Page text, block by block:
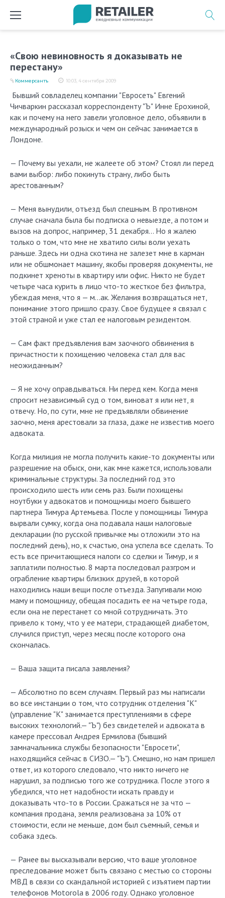
«Свою невиновность я доказывать не
перестану»
10:03, 4 сентября 2009
Коммерсантъ
Бывший совладелец компании "Евросеть" Евгений
Чичваркин рассказал корреспонденту "Ъ" Инне Ерохиной,
как и почему на него завели уголовное дело, объявили в
международный розыск и чем он сейчас занимается в
Лондоне.
— Почему вы уехали, не жалеете об этом? Стоял ли перед
вами выбор: либо покинуть страну, либо быть
арестованным?
— Меня вынудили, отъезд был спешным. В противном
случае сначала была бы подписка о невыезде, а потом и
вызов на допрос, например, 31 декабря… Но я жалею
только о том, что мне не хватило силы воли уехать
раньше. Здесь ни одна скотина не залезет мне в карман
или не обшмонает машину, якобы проверяя документы, не
подкинет хреноты в квартиру или офис. Никто не будет
четыре часа курить в лицо что-то жесткое без фильтра,
убеждая меня, что я — м…ак. Желания возвращаться нет,
понимание этого пришло сразу. Свое будущее я связал с
этой страной и уже стал ее налоговым резидентом.
— Сам факт предъявления вам заочного обвинения в
причастности к похищению человека стал для вас
неожиданным?
— Я не хочу оправдываться. Ни перед кем. Когда меня
спросит независимый суд о том, виноват я или нет, я
отвечу. Но, по сути, мне не предъявляли обвинение
заочно, меня арестовали за глаза, даже не известив моего
адвоката.
Когда милиция не могла получить какие-то документы или
разрешение на обыск, они, как мне кажется, использовали
криминальные структуры. За последний год это
происходило шесть или семь раз. Были похищены
ноутбуки у адвокатов и помощницы моего бывшего
партнера Тимура Артемьева. После у помощницы Тимура
вырвали сумку, когда она подавала наши налоговые
декларации (по русской привычке мы отложили это на
последний день), но, к счастью, она успела все сделать. То
есть все причитающиеся налоги со сделки и Тимур, и я
заплатили полностью. 8 марта последовал разгром и
ограбление квартиры близких друзей, в которой
находились наши вещи после отъезда. Запугивали мою
маму и помощницу, обещая посадить ее на четыре года,
если она не перестанет со мной сотрудничать. Это
привело к тому, что у ее матери, страдающей диабетом,
случился приступ, через месяц после которого она
скончалась.
— Ваша защита писала заявления?
— Абсолютно по всем случаям. Первый раз мы написали
во все инстанции о том, что сотрудник отделения "К"
(управление "К" занимается преступлениями в сфере
высоких технологий.— "Ъ") без свидетелей и адвоката в
камере прессовал Андрея Ермилова (бывший
замначальника службы безопасности "Евросети",
находящийся сейчас в СИЗО.— "Ъ"). Смешно, но нам пришел
ответ, из которого следовало, что никто ничего не
нарушил, за подписью того же сотрудника. После этого я
убедился, что нет надобности искать правду и
доказывать что-то в России. Сражаться не за что —
компания продана, земля реализована за 10% от
стоимости, если не меньше, дом был съемный, семья и
собака здесь.
— Ранее вы высказывали версию, что ваше уголовное
преследование может быть связано с местью со стороны
МВД в связи со скандальной историей с изъятием партии
телефонов Motorola в 2006 году. Однако уголовное